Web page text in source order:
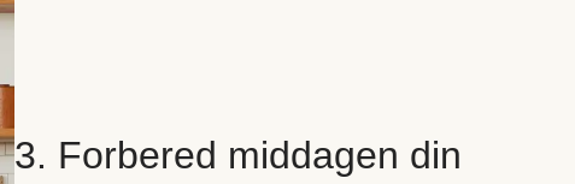
3. Forbered middagen din